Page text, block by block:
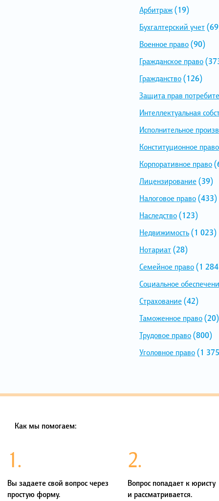
Арбитраж(19)
Бухгалтерский учет
Военное право(90)
Гражданское право
Гражданство(126)
Защита прав
Интеллектуальная
Исполнительное
Конституционное право
Корпоративное право
Лицензирование (39)
Налоговое право(433)
Наследство(123)
Недвижимость(1 023)
Нотариат(28)
Семейное право(1
Социальное
Страхование (42)
Таможенное право(20)
Трудовое право(800)
Уголовное право(1
Как мы помогаем:
1.
Вы задаете свой вопрос через
простую форму.
2.
Вопрос попадает к юристу
и рассматривается.